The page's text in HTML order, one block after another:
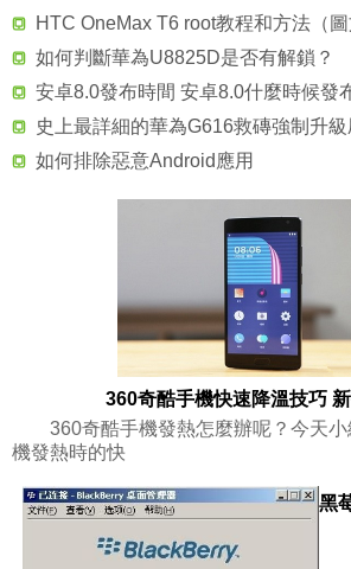
HTC OneMax T6 root教程和方法（圖
如何判斷華為U8825D是否有解鎖？
安卓8.0發布時間 安卓8.0什麼時候發
史上最詳細的華為G616救磚強制升
如何排除惡意Android應用
360奇酷手機快速降溫技巧 新
360奇酷手機發熱怎麼辦呢？今天小
機發熱時的快
黑